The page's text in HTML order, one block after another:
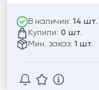
В наличии: 14 шт.
Купили: 0 шт.
Мин. заказ: 1 шт.